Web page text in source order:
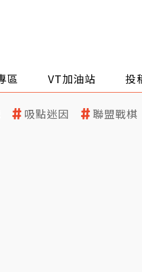
區 VT加油站 投
吸點迷因 聯盟戰棋